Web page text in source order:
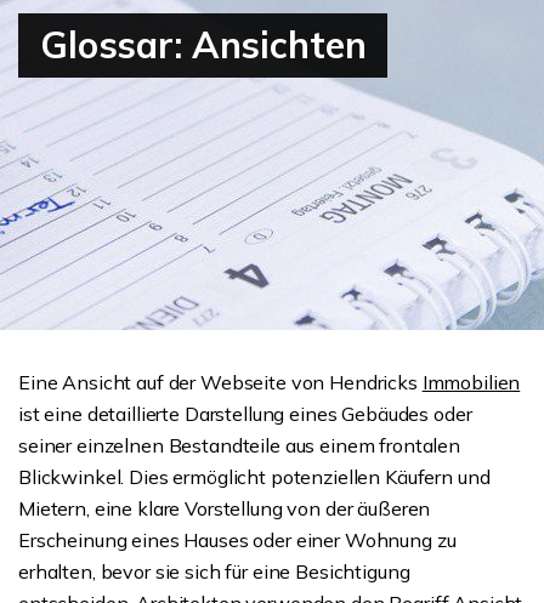
Glossar: Ansichten
Eine Ansicht auf der Webseite von Hendricks Immobilien
ist eine detaillierte Darstellung eines Gebäudes oder
seiner einzelnen Bestandteile aus einem frontalen
Blickwinkel. Dies ermöglicht potenziellen Käufern und
Mietern, eine klare Vorstellung von der äußeren
Erscheinung eines Hauses oder einer Wohnung zu
erhalten, bevor sie sich für eine Besichtigung